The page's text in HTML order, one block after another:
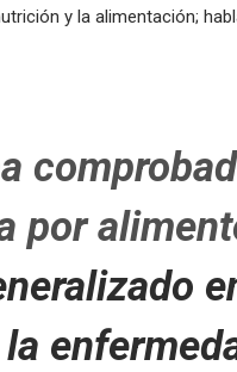
y la alimentación;
por